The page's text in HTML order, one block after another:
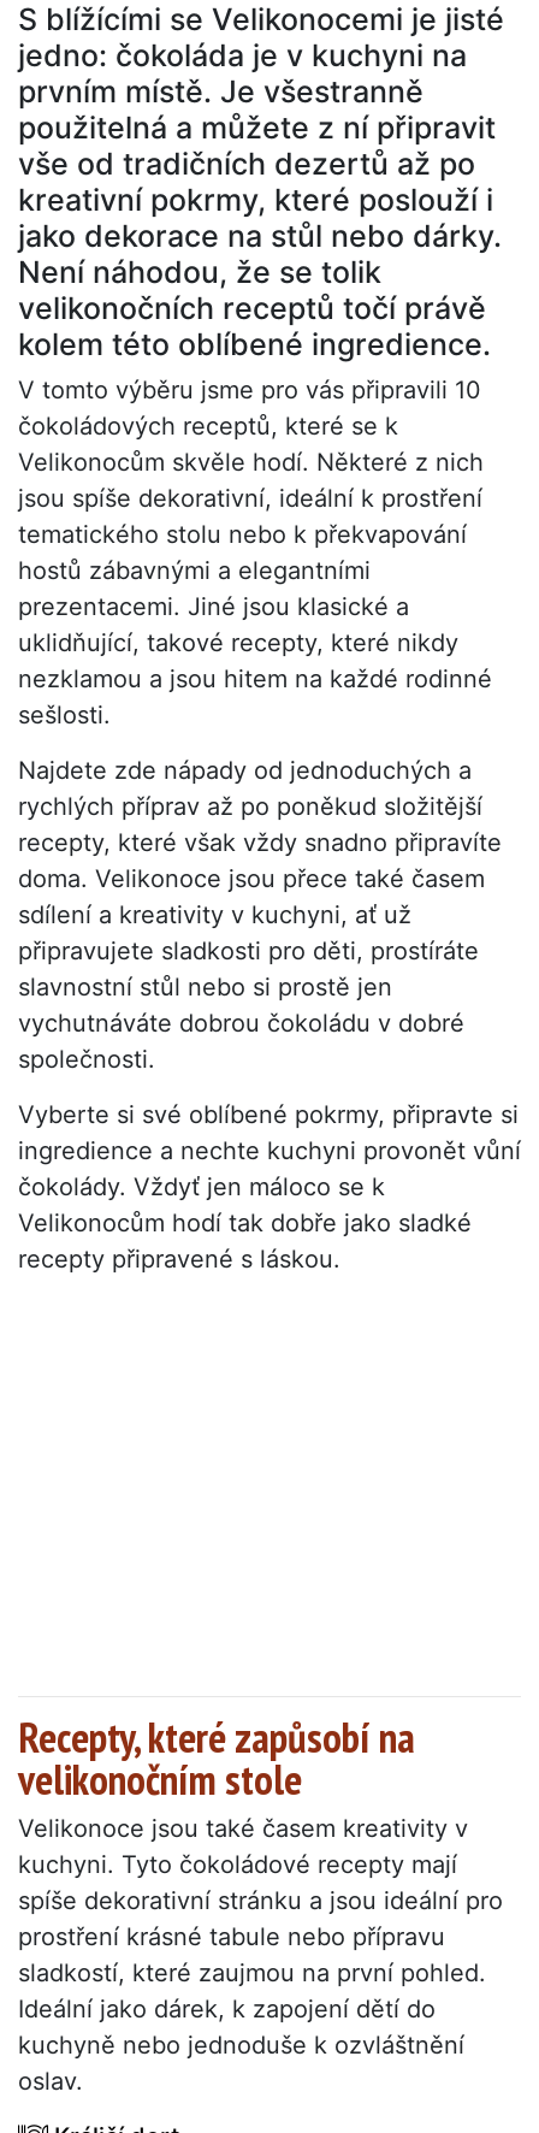
S blížícími se Velikonocemi je jisté
jedno: čokoláda je v kuchyni na
prvním místě. Je všestranně
použitelná a můžete z ní připravit
vše od tradičních dezertů až po
kreativní pokrmy, které poslouží i
jako dekorace na stůl nebo dárky.
Není náhodou, že se tolik
velikonočních receptů točí právě
kolem této oblíbené ingredience.
V tomto výběru jsme pro vás připravili 10
čokoládových receptů, které se k
Velikonocům skvěle hodí. Některé z nich
jsou spíše dekorativní, ideální k prostření
tematického stolu nebo k překvapování
hostů zábavnými a elegantními
prezentacemi. Jiné jsou klasické a
uklidňující, takové recepty, které nikdy
nezklamou a jsou hitem na každé rodinné
sešlosti.
Najdete zde nápady od jednoduchých a
rychlých příprav až po poněkud složitější
recepty, které však vždy snadno připravíte
doma. Velikonoce jsou přece také časem
sdílení a kreativity v kuchyni, ať už
připravujete sladkosti pro děti, prostíráte
slavnostní stůl nebo si prostě jen
vychutnáváte dobrou čokoládu v dobré
společnosti.
Vyberte si své oblíbené pokrmy, připravte si
ingredience a nechte kuchyni provonět vůní
čokolády. Vždyť jen máloco se k
Velikonocům hodí tak dobře jako sladké
recepty připravené s láskou.
Recepty, které zapůsobí na
velikonočním stole
Velikonoce jsou také časem kreativity v
kuchyni. Tyto čokoládové recepty mají
spíše dekorativní stránku a jsou ideální pro
prostření krásné tabule nebo přípravu
sladkostí, které zaujmou na první pohled.
Ideální jako dárek, k zapojení dětí do
kuchyně nebo jednoduše k ozvláštnění
oslav.